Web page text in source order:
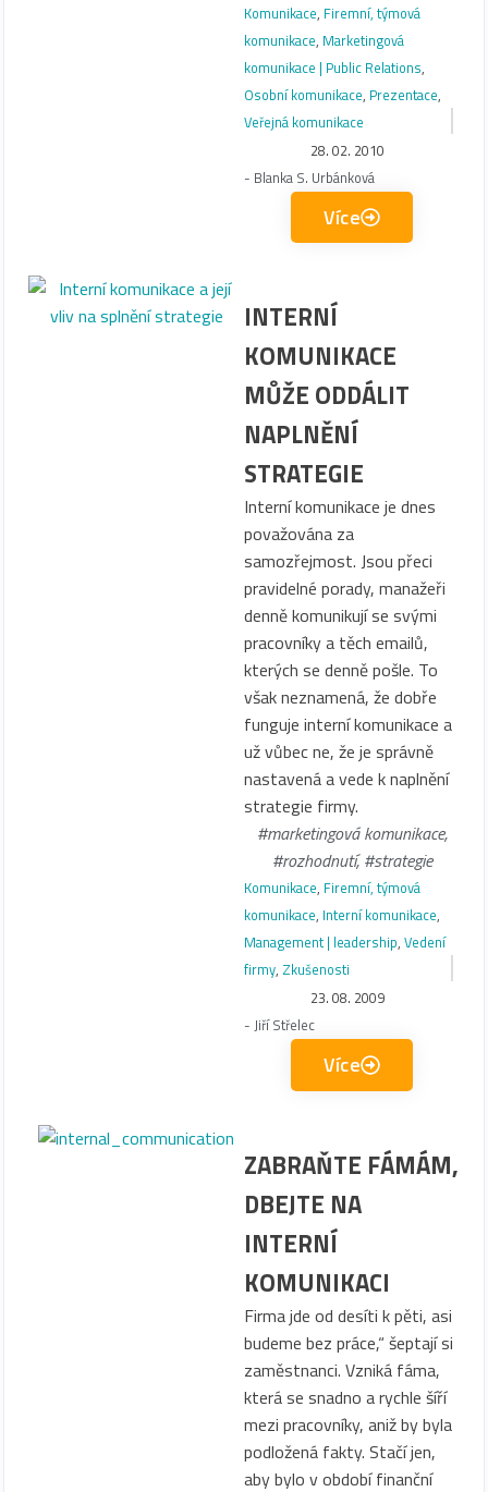
Komunikace, Firemní, týmová
komunikace, Marketingová
komunikace | Public Relations,
Osobní komunikace, Prezentace,
Veřejná komunikace
28. 02. 2010
- Blanka S. Urbánková
Více
INTERNÍ
KOMUNIKACE
MŮŽE ODDÁLIT
NAPLNĚNÍ
STRATEGIE
Interní komunikace je dnes
považována za
samozřejmost. Jsou přeci
pravidelné porady, manažeři
denně komunikují se svými
pracovníky a těch emailů,
kterých se denně pošle. To
však neznamená, že dobře
funguje interní komunikace a
už vůbec ne, že je správně
nastavená a vede k naplnění
strategie firmy.
#marketingová komunikace,
#rozhodnutí,#strategie
Komunikace, Firemní, týmová
komunikace, Interní komunikace,
Management | leadership, Vedení
firmy, Zkušenosti
23. 08. 2009
- Jiří Střelec
Více
ZABRAŇTE FÁMÁM,
DBEJTE NA
INTERNÍ
KOMUNIKACI
Firma jde od desíti k pěti, asi
budeme bez práce,“ šeptají si
zaměstnanci. Vzniká fáma,
která se snadno a rychle šíří
mezi pracovníky, aniž by byla
podložená fakty. Stačí jen,
aby bylo v období finanční